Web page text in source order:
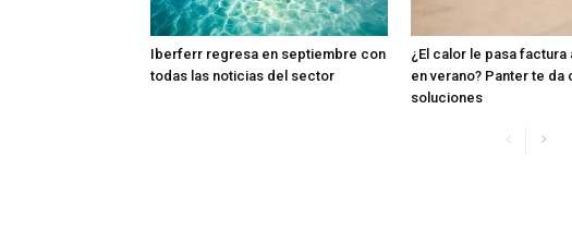
Iberferr regresa en septiembre con
todas las noticias del sector
¿El calor le pasa factura
en verano? Panter te da
soluciones